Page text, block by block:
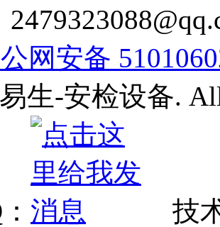
网安备
生-安检设备.
技